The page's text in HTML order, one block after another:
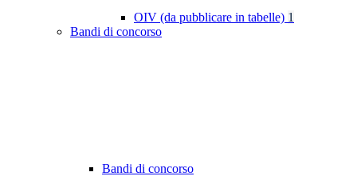
OIV (da pubblicare in tabelle) 1
Bandi di concorso
Bandi di concorso